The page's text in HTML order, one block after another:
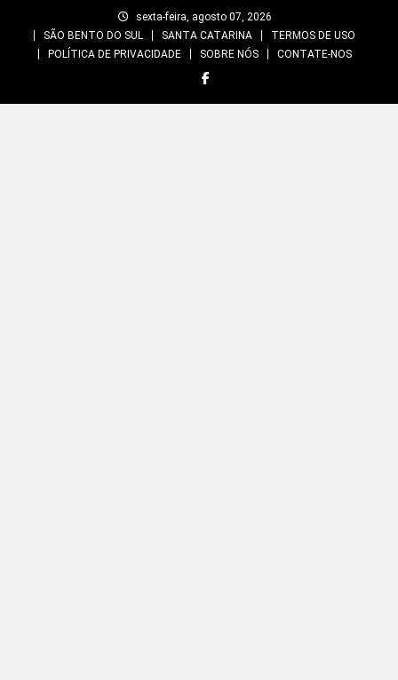
sexta-feira, agosto 07, 2026
SÃO BENTO DO SUL
SANTA CATARINA
TERMOS DE USO
POLÍTICA DE PRIVACIDADE
SOBRE NÓS CONTATE-NOS